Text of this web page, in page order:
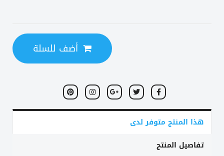
أضف للسلة
هذا المنتج متوفر لدى
تفاصيل المنتج